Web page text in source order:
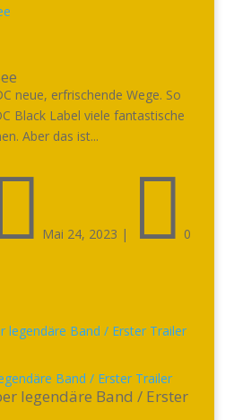
neue, erfrischende Wege. So
Black Label viele fantastische
Aber das ist...
Mai 24, 2023 |  0
Band / Erster Trailer
legendäre Band / Erster